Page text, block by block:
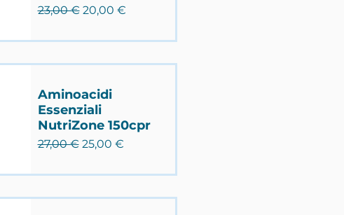
Prezzo regolare
23,00 € Prezzo scontato
20,00 €
Aminoacidi
Essenziali
NutriZone 150cpr
Prezzo regolare
27,00 € Prezzo scontato
25,00 €